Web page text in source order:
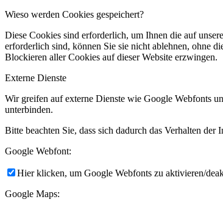
Wieso werden Cookies gespeichert?
Diese Cookies sind erforderlich, um Ihnen die auf
erforderlich sind, können Sie sie nicht ablehnen, ohne
Blockieren aller Cookies auf dieser Website erzwingen.
Externe Dienste
Wir greifen auf externe Dienste wie Google Webfonts
unterbinden.
Bitte beachten Sie, dass sich dadurch das Verhalten
Google Webfont:
Hier klicken, um Google Webfonts zu aktivieren/
Google Maps: